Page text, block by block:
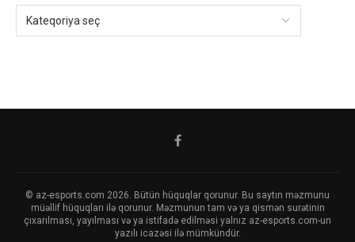
© az-esports.com 2026. Bütün hüquqlar qorunur. Bu saytın məzmunu
müəllif hüquqları ilə qorunur. Məzmunun tam və ya qismən surətinin
çıxarılması, yayılması və ya istifadə edilməsi yalnız az-esports.com-un
yazılı icazəsi ilə mümkündür.